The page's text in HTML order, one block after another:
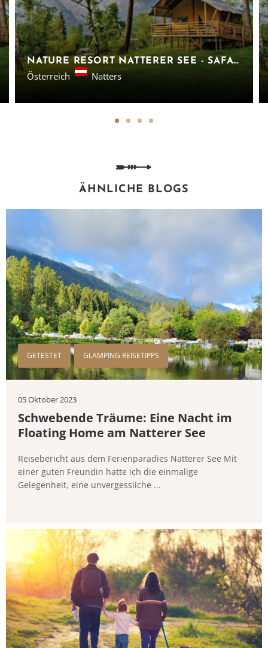
NATURE RESORT NATTERER SEE - SAFARILODGES TIROL
Österreich Natters
ÄHNLICHE BLOGS
GETESTET GLAMPING REISETIPPS
05 Oktober 2023
Schwebende Träume: Eine Nacht im
Floating Home am Natterer See
Reisebericht aus dem Ferienparadies Natterer See Mit
einer guten Freundin hatte ich die einmalige
Gelegenheit, eine unvergessliche ...